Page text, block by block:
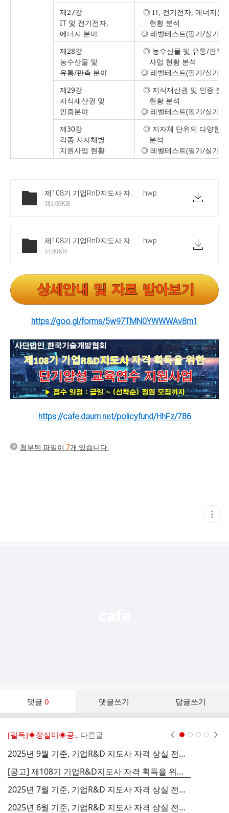
제27강
IT 및 전기전자,
에너지 분야
◎ IT, 전기전자, 에너지분
현황 분석
◎ 레벨테스트(필기/실기시
제28강
농수산물 및
유통/판촉 분야
◎ 농수산물 및 유통/판촉
사업 현황 분석
◎ 레벨테스트(필기/실기시
제29강
지식재산권 및
인증분야
◎ 지식재산권 및 인증 분
현황 분석
◎ 레벨테스트(필기/실기시
제30강
각종 지자체별
지원사업 현황
◎ 지자체 단위의 다양한
분석
◎ 레벨테스트(필기/실기시
.hwp
381.00KB
.hwp
53.00KB
https://goo.gl/forms/5w97TMN0YWWWAv8m1
https://cafe.daum.net/policyfund/HhFz/786
첨부된 파일이 7개 있습니다.
현
재
댓글 0 댓글쓰기 답글쓰기
댓
[필독]◈정실미◈공.. 다른글
2025년 9월 기준, 기업R&D 지도사 자격 상실 전문위원 명단 공시
[공고] 제108기 기업R&D지도사 자격 획득을 위한 단기 양성 교육연수 지원사업 시행계획 공고_(사)한국기술개발협회
2025년 7월 기준, 기업R&D 지도사 자격 상실 전문위원 명단 공시
2025년 6월 기준, 기업R&D 지도사 자격 상실 전문위원 명단 공시